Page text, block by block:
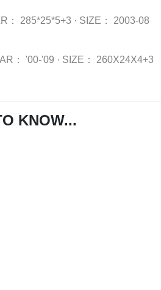
： 285*25*5+3 · SIZE： 2003-08
： '00-'09 · SIZE： 260X24X4+3
KNOW...